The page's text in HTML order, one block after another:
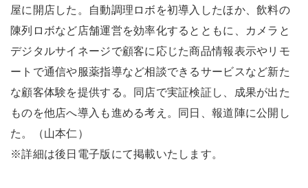
屋に開店した。自動調理ロボを初導入したほか、飲料の
陳列ロボなど店舗運営を効率化するとともに、カメラと
デジタルサイネージで顧客に応じた商品情報表示やリモ
ートで通信や服薬指導など相談できるサービスなど新た
な顧客体験を提供する。同店で実証検証し、成果が出た
ものを他店へ導入も進める考え。同日、報道陣に公開し
た。（山本仁）
※詳細は後日電子版にて掲載いたします。